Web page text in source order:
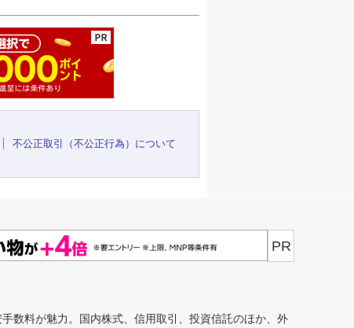
不公正取引（不公正行為）について
PR
数料が魅力。国内株式、信用取引、投資信託のほか、外